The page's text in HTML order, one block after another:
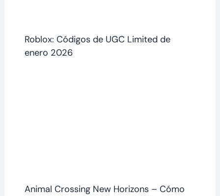
Roblox: Códigos de UGC Limited de
enero 2026
Animal Crossing New Horizons – Cómo